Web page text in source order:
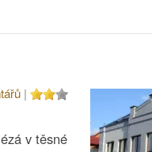
|
v těsné